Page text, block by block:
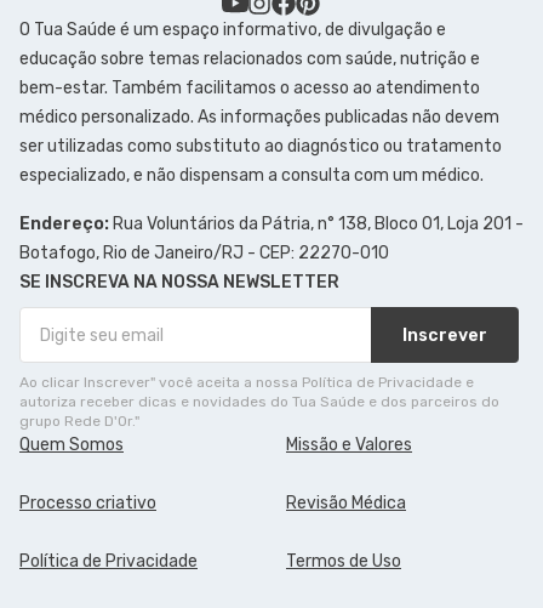
O Tua Saúde é um espaço informativo, de divulgação e
educação sobre temas relacionados com saúde, nutrição e
bem-estar. Também facilitamos o acesso ao atendimento
médico personalizado. As informações publicadas não devem
ser utilizadas como substituto ao diagnóstico ou tratamento
especializado, e não dispensam a consulta com um médico.
Endereço: Rua Voluntários da Pátria, n° 138, Bloco 01, Loja 201 -
Botafogo, Rio de Janeiro/RJ - CEP: 22270-010
SE INSCREVA NA NOSSA NEWSLETTER
Inscrever
Ao clicar Inscrever" você aceita a nossa Política de Privacidade e
autoriza receber dicas e novidades do Tua Saúde e dos parceiros do
grupo Rede D'Or."
Quem Somos Missão e Valores
Processo criativo Revisão Médica
Política de Privacidade Termos de Uso